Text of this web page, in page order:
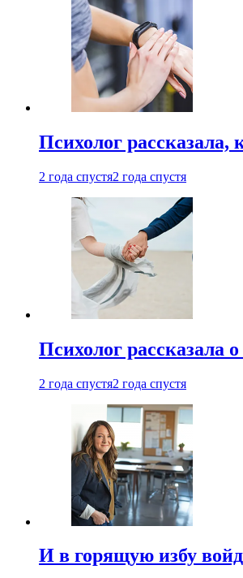
Психолог
2 года спустя2 года спустя
Психолог рассказала
2 года спустя2 года спустя
И в горящую избу